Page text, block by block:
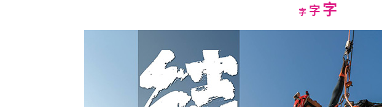
字Decrease
字Reset
字Increase
font
size.